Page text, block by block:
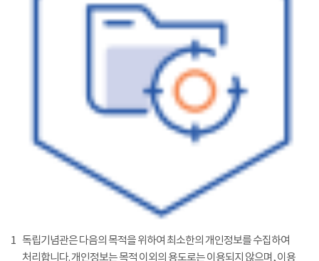
1 독립기념관은 다음의 목적을 위하여 최소한의 개인정보를 수집하여
처리합니다. 개인정보는 목적 이외의 용도로는 이용되지 않으며, 이용